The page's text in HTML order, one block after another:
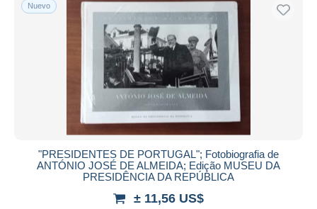
Nuevo
"PRESIDENTES DE PORTUGAL"; Fotobiografia de
ANTÓNIO JOSÉ DE ALMEIDA; Edição MUSEU DA
PRESIDÊNCIA DA REPÚBLICA
± 11,56 US$